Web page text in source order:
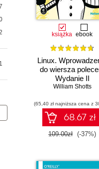
1
książka ebook
Linux.
do wiersza
Wydanie II
William Shotts
(65,40 zł najniższa cena z
68.67 zł
109.00zł (-37%)